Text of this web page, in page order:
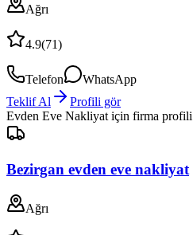
Ağrı
4.9(71)
Telefon
WhatsApp
Teklif Al
Profili gör
Evden Eve Nakliyat için firma profili
Bezirgan evden eve nakliyat
Ağrı